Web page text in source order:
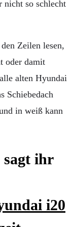
nicht so schlecht
Zeilen lesen,
oder damit
alten Hyundai
Schiebedach
in weiß kann
sagt ihr